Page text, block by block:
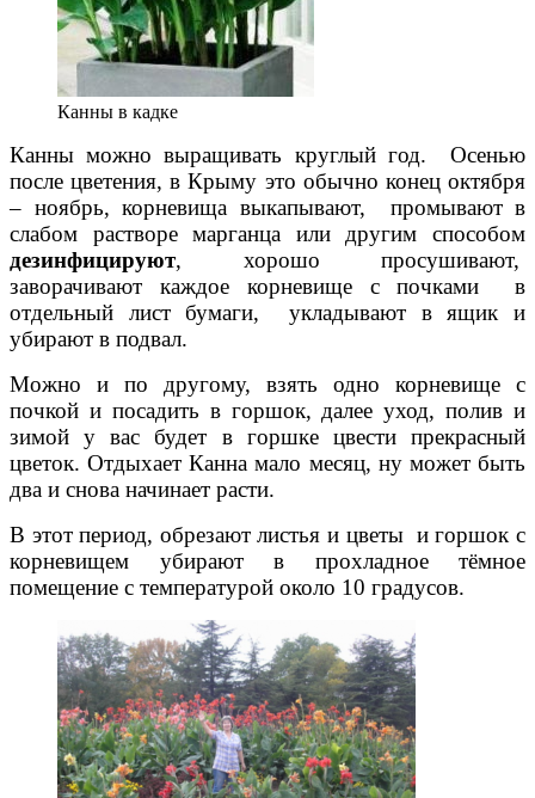
Канны в кадке
Канны можно выращивать круглый год. Осенью
после цветения, в Крыму это обычно конец октября
– ноябрь, корневища выкапывают, промывают в
слабом растворе марганца или другим способом
дезинфицируют, хорошо просушивают,
заворачивают каждое корневище с почками в
отдельный лист бумаги, укладывают в ящик и
убирают в подвал.
Можно и по другому, взять одно корневище с
почкой и посадить в горшок, далее уход, полив и
зимой у вас будет в горшке цвести прекрасный
цветок. Отдыхает Канна мало месяц, ну может быть
два и снова начинает расти.
В этот период, обрезают листья и цветы и горшок с
корневищем убирают в прохладное тёмное
помещение с температурой около 10 градусов.